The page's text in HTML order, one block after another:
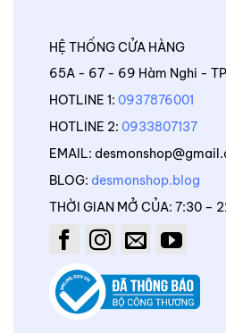
HỆ THỐNG CỬA HÀNG
65A - 67 - 69 Hàm Nghi -
HOTLINE 1: 0937876001
HOTLINE 2: 0933807137
EMAIL:
BLOG: desmonshop.blog
THỜI GIAN MỞ CỦA: 7:30 –